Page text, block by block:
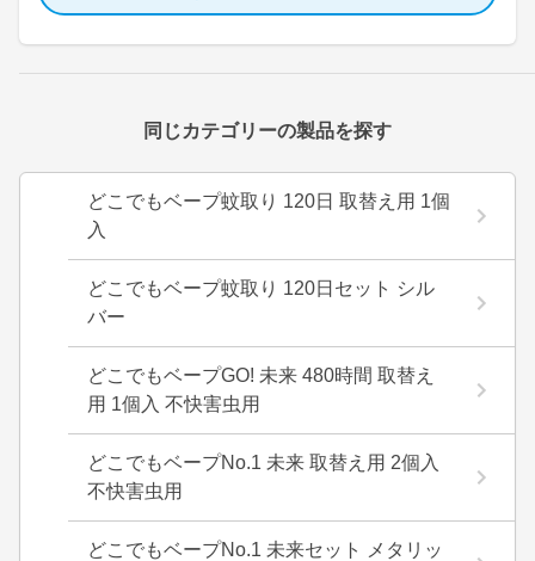
同じカテゴリーの製品を探す
どこでもベープ蚊取り 120日 取替え用 1個
入
どこでもベープ蚊取り 120日セット シル
バー
どこでもベープGO! 未来 480時間 取替え
用 1個入 不快害虫用
どこでもベープNo.1 未来 取替え用 2個入
不快害虫用
どこでもベープNo.1 未来セット メタリッ